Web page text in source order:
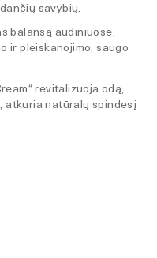
savybių.
balansą audiniuose,
ir pleiskanojimo, saugo
revitalizuoja odą,
atkuria natūralų spindesį